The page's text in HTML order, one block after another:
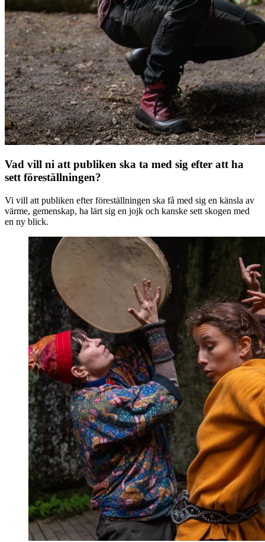
Vad vill ni att publiken ska ta med sig efter att ha
sett föreställningen?
Vi vill att publiken efter föreställningen ska få med sig en känsla av
värme, gemenskap, ha lärt sig en jojk och kanske sett skogen med
en ny blick.